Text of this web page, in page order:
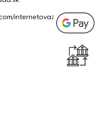
internetovazahrada.sk/